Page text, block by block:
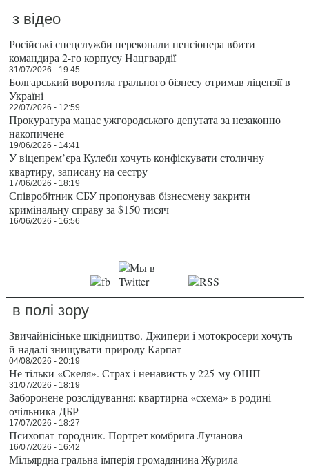
з відео
Російські спецслужби переконали пенсіонера вбити
командира 2-го корпусу Нацгвардії
31/07/2026 - 19:45
Болгарський воротила грального бізнесу отримав ліцензії в
Україні
22/07/2026 - 12:59
Прокуратура мацає ужгородського депутата за незаконно
накопичене
19/06/2026 - 14:41
У віцепрем’єра Кулеби хочуть конфіскувати столичну
квартиру, записану на сестру
17/06/2026 - 18:19
Співробітник СБУ пропонував бізнесмену закрити
кримінальну справу за $150 тисяч
16/06/2026 - 16:56
в полі зору
Звичайнісіньке шкідництво. Джипери і мотокросери хочуть
й надалі знищувати природу Карпат
04/08/2026 - 20:19
Не тільки «Скеля». Страх і ненависть у 225-му ОШП
31/07/2026 - 18:19
Заборонене розслідування: квартирна «схема» в родині
очільника ДБР
17/07/2026 - 18:27
Психопат-городник. Портрет комбрига Лучанова
16/07/2026 - 16:42
Мільярдна гральна імперія громадянина Журила